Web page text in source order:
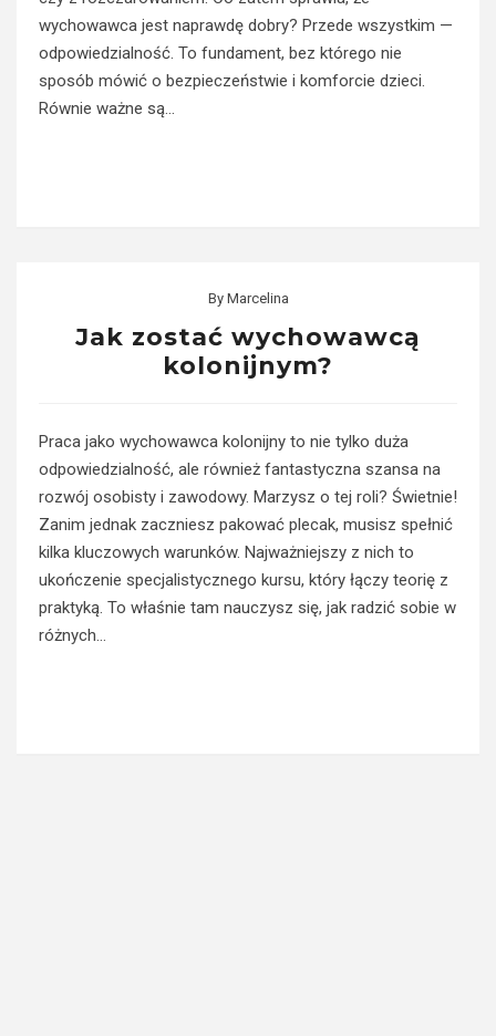
wychowawca jest naprawdę dobry? Przede wszystkim —
odpowiedzialność. To fundament, bez którego nie
sposób mówić o bezpieczeństwie i komforcie dzieci.
Równie ważne są…
By Marcelina
Jak zostać wychowawcą
kolonijnym?
Praca jako wychowawca kolonijny to nie tylko duża
odpowiedzialność, ale również fantastyczna szansa na
rozwój osobisty i zawodowy. Marzysz o tej roli? Świetnie!
Zanim jednak zaczniesz pakować plecak, musisz spełnić
kilka kluczowych warunków. Najważniejszy z nich to
ukończenie specjalistycznego kursu, który łączy teorię z
praktyką. To właśnie tam nauczysz się, jak radzić sobie w
różnych…